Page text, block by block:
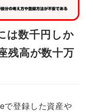
は数千円しか
残高が数十万
で登録した資産や